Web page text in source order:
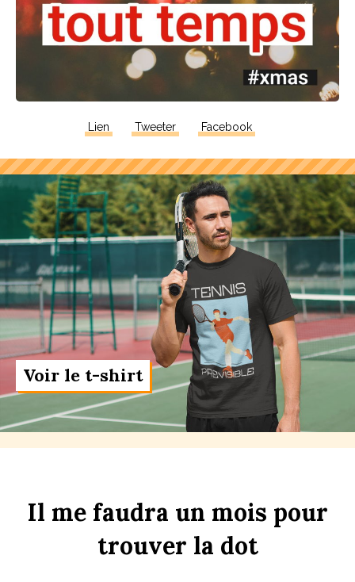
Lien Tweeter Facebook
Voir le t-shirt
Il me faudra un mois pour
trouver la dot